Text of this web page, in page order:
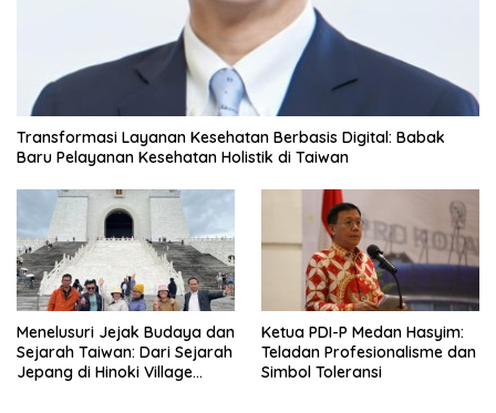
Transformasi Layanan Kesehatan Berbasis Digital: Babak
Baru Pelayanan Kesehatan Holistik di Taiwan
Menelusuri Jejak Budaya dan
Sejarah Taiwan: Dari Sejarah
Jepang di Hinoki Village
Ketua PDI-P Medan Hasyim:
Teladan Profesionalisme dan
Simbol Toleransi